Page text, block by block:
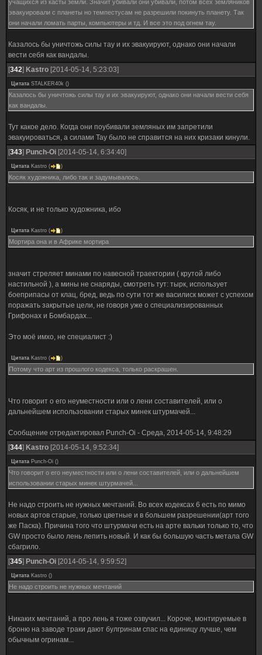
учащихся из касты земли. Значит убивали они убивали, потом всех земляников
эвакуировали с планеты но темпестусам не разрешили покинуть планету. Так
они начали ломать парты, компьютеры и тд. И все это под огнем тау.
Казалось бы уничтожь силы тау и их эвакуируют, однако они начали
вести себя как вандалы.
[342] Kastro [2014-05-14, 5:23:03]
Цитата STALKER40k ()
Казалось бы уничтожь силы тау и их эвакуируют, однако они начали вести себя
как вандалы.
Тут какое дело. Когда они поубивали земляных им запретили
эвакуироваться, а силами Тау было не справится на них кризаки кинули.
[343] Punch-Oi [2014-05-14, 6:34:40]
Цитата Kastro ( )
Косяк художника, либо так и задумывалось.
Косяк, и не только художника, ибо
Цитата Kastro ( )
Мортира она и в Африке мортира
значит стреляет минами по навесной траектории ( крутой либо
настильной ), а мины не снаряды, смотреть тут: тырк, использует
боеприпасы от клац, бред, ведь по сути тот же василиск может с успехом
поражать закрытые цели, не говоря уже о специализированных
Грифонах и Бомбардах...
Это моё имхо, не специалист :)
Цитата Kastro ( )
Потому что арт из прошлого кодекса, только раскрашен.
Что говорит о его неуместности или о лени составителей, или о
дальнейшем использовании старых минек штурмачей...
Сообщение отредактировал Punch-Oi - Среда, 2014-05-14, 9:48:29
[344] Kastro [2014-05-14, 9:52:34]
Цитата Punch-Oi ()
Что говорит о его неуместности или о лени составителей, или о дальнейшем
использовании старых минек штурмачей...
Не надо строить не нужных мечтаний. Во всех кодексах 6 есть по мимо
новых артов старые, только цветные и в большем разрешении(арт того
же Паска). Причина того что штурмачи есть на арте вальки только то, что
GW просто было лень лепить новый. И как бы большую часть метала GW
сбагрило.
[345] Punch-Oi [2014-05-14, 9:59:52]
Цитата Kastro ()
Не надо строить не нужных мечтаний
Никаких мечтаний, а про лень я тоже озвучил... Короче, монтируемые в
броню на заводе траки дают булгринам спас на единицу лучше, чем
обычным огринам...